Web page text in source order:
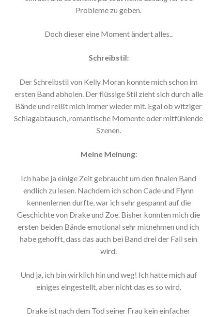
Probleme zu geben.
Doch dieser eine Moment ändert alles..
Schreibstil:
Der Schreibstil von Kelly Moran konnte mich schon im
ersten Band abholen. Der flüssige Stil zieht sich durch alle
Bände und reißt mich immer wieder mit. Egal ob witziger
Schlagabtausch, romantische Momente oder mitfühlende
Szenen.
Meine Meinung:
Ich habe ja einige Zeit gebraucht um den finalen Band
endlich zu lesen. Nachdem ich schon Cade und Flynn
kennenlernen durfte, war ich sehr gespannt auf die
Geschichte von Drake und Zoe. Bisher konnten mich die
ersten beiden Bände emotional sehr mitnehmen und ich
habe gehofft, dass das auch bei Band drei der Fall sein
wird.
Und ja, ich bin wirklich hin und weg! Ich hatte mich auf
einiges eingestellt, aber nicht das es so wird.
Drake ist nach dem Tod seiner Frau kein einfacher